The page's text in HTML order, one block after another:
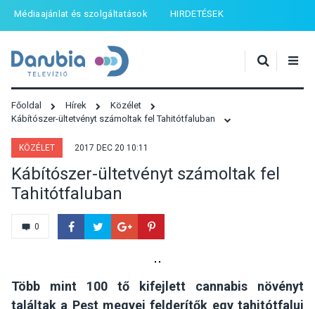
Médiaajánlat és szolgáltatások HIRDETÉSEK
Főoldal Hírek
Közélet
Kábítószer-ültetvényt számoltak fel Tahitótfaluban
KÖZÉLET 2017 DEC 20 10:11
Kábítószer-ültetvényt számoltak fel
Tahitótfaluban
0
Több mint 100 tő kifejlett cannabis növényt
találtak a Pest megyei felderítők egy tahitótfalui